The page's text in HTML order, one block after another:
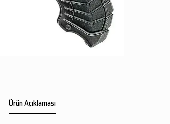
Ürün Açıklaması